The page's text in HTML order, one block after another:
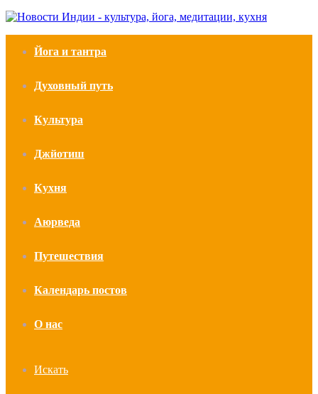
Йога и тантра
Духовный путь
Культура
Джйотиш
Кухня
Аюрведа
Путешествия
Календарь постов
О нас
Искать